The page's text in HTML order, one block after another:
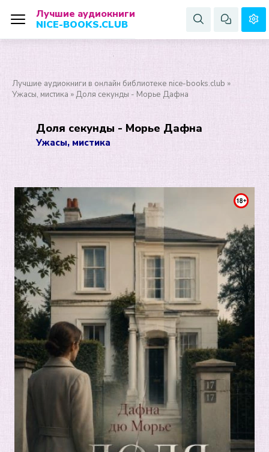
Лучшие аудиокниги
NICE-BOOKS.CLUB
Лучшие аудиокниги в онлайн библиотеке nice-books.club »
Ужасы, мистика » Доля секунды - Морье Дафна
Доля секунды - Морье Дафна
Ужасы, мистика